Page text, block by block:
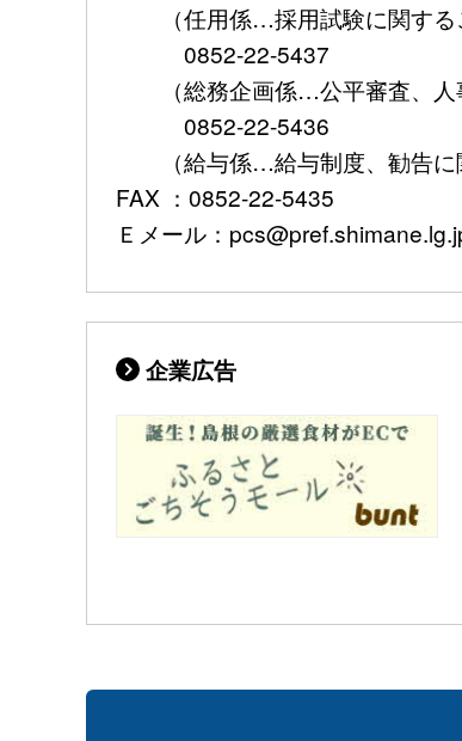
（任用係…採用試験に関
0852-22-5437
（総務企画係…公平審査、人
0852-22-5436
（給与係…給与制度、勧告に
FAX ：0852-22-5435
Ｅメール：
企業広告